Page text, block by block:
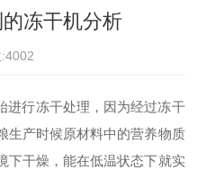
冻干机分析
行冻干处理，因为经过冻干
生产时候原材料中的营养物质
下干燥，能在低温状态下就实